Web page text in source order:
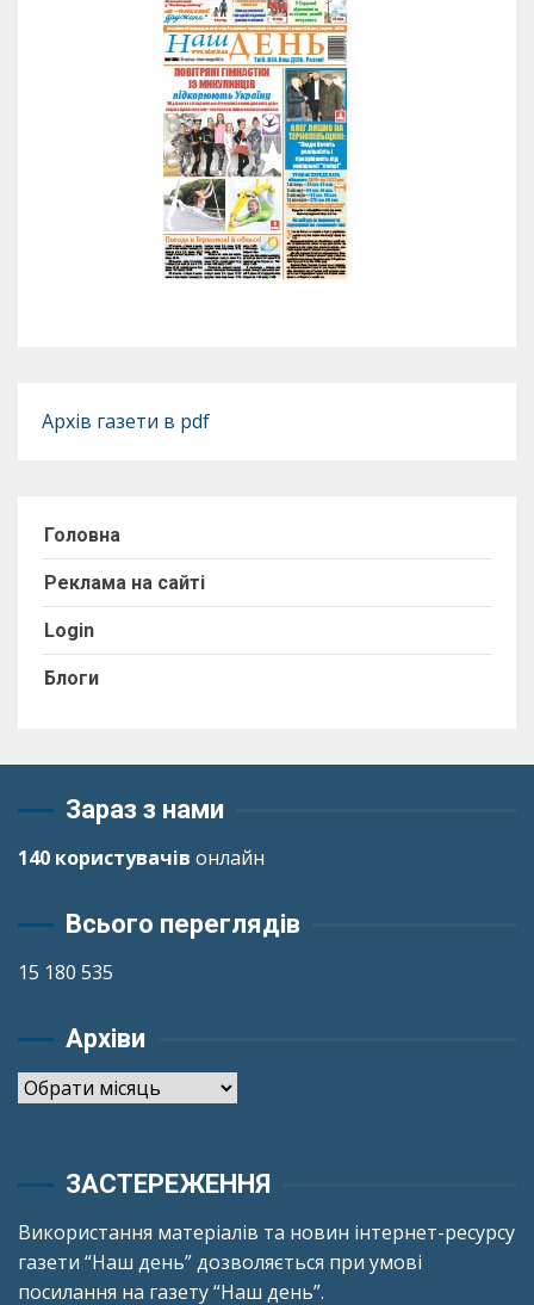
Архів газети в pdf
Головна
Реклама на сайті
Login
Блоги
Зараз з нами
140 користувачів онлайн
Всього переглядів
15 180 535
Архіви
Архіви
ЗАСТЕРЕЖЕННЯ
Використання матеріалів та новин інтернет-ресурсу
газети “Наш день” дозволяється при умові
посилання на газету “Наш день”.